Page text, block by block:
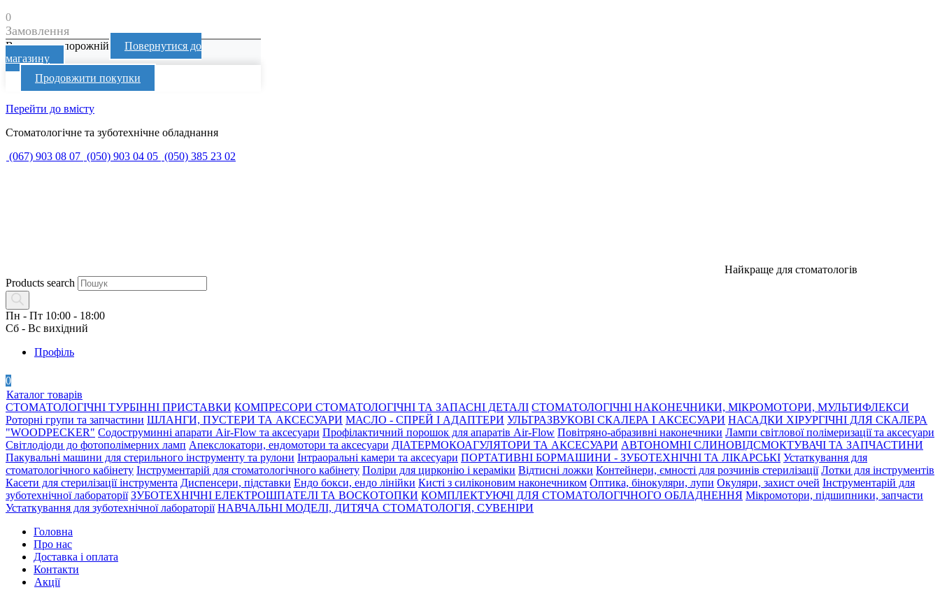
0
Замовлення
Ваш кошик порожній
Повернутися до
магазину
Продовжити покупки
Перейти до вмісту
Стоматологічне та зуботехнічне обладнання
(067) 903 08 07 (050) 903 04 05 (050) 385 23 02
Найкраще для стоматологів
Products search
Пн - Пт 10:00 - 18:00
Сб - Вс вихідний
Профіль
0
Каталог товарів
СТОМАТОЛОГІЧНІ ТУРБІННІ ПРИСТАВКИ КОМПРЕСОРИ СТОМАТОЛОГІЧНІ ТА ЗАПАСНІ ДЕТАЛІ СТОМАТОЛОГІЧНІ НАКОНЕЧНИКИ, МІКРОМОТОРИ, МУЛЬТИФЛЕКСИ
Роторні групи та запчастини ШЛАНГИ, ПУСТЕРИ ТА АКСЕСУАРИ МАСЛО - СПРЕЙ І АДАПТЕРИ УЛЬТРАЗВУКОВІ СКАЛЕРА І АКСЕСУАРИ НАСАДКИ ХІРУРГІЧНІ ДЛЯ СКАЛЕРА
"WOODPECKER" Содоструминні апарати Air-Flow та аксесуари Профілактичний порошок для апаратів Air-Flow Повітряно-абразивні наконечники Лампи світлової полімеризації та аксесуари
Світлодіоди до фотополімерних ламп Апекслокатори, ендомотори та аксесуари ДІАТЕРМОКОАГУЛЯТОРИ ТА АКСЕСУАРИ АВТОНОМНІ СЛИНОВІДСМОКТУВАЧІ ТА ЗАПЧАСТИНИ
Пакувальні машини для стерильного інструменту та рулони Інтраоральні камери та аксесуари ПОРТАТИВНІ БОРМАШИНИ - ЗУБОТЕХНІЧНІ ТА ЛІКАРСЬКІ Устаткування для
стоматологічного кабінету Інструментарій для стоматологічного кабінету Поліри для цирконію і кераміки Відтисні ложки Контейнери, ємності для розчинів стерилізації Лотки для інструментів
Касети для стерилізації інструмента Диспенсери, підставки Ендо бокси, ендо лінійки Кисті з силіконовим наконечником Оптика, бінокуляри, лупи Окуляри, захист очей Інструментарій для
зуботехнічної лабораторії ЗУБОТЕХНІЧНІ ЕЛЕКТРОШПАТЕЛІ ТА ВОСКОТОПКИ КОМПЛЕКТУЮЧІ ДЛЯ СТОМАТОЛОГІЧНОГО ОБЛАДНЕННЯ Мікромотори, підшипники, запчасти
Устаткування для зуботехнічної лабораторії НАВЧАЛЬНІ МОДЕЛІ, ДИТЯЧА СТОМАТОЛОГІЯ, СУВЕНІРИ
Головна
Про нас
Доставка і оплата
Контакти
Акції